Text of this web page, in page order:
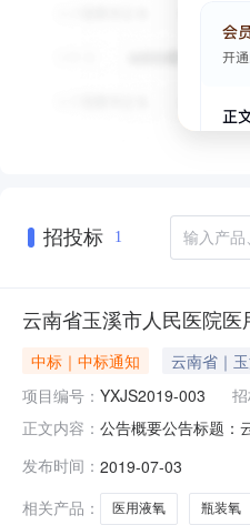
招投标 1
云南省玉溪市人民医院
中标｜中标通知 云南省｜
项目编号： YXJS2019-003
正文内容： 公告概要公告标题：
03公告有效时间：
发布时间： 2019-07-03
相关产品：
医用液氧 瓶装氧